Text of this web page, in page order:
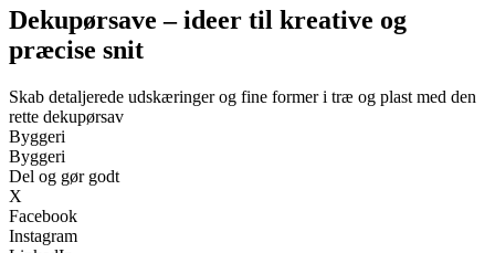
Dekupørsave – ideer til kreative og
præcise snit
Skab detaljerede udskæringer og fine former i træ og plast med den
rette dekupørsav
Byggeri
Byggeri
Del og gør godt
X
Facebook
Instagram